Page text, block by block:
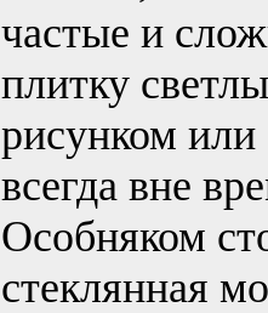
частые и
плитку
рисунком или
всегда вне
Особняком
стеклянная